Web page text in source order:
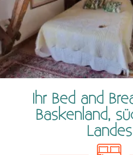
Ihr Bed and
Baskenland,
Landes